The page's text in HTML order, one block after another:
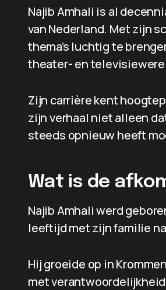
Najib Amhali is al
van Nederland. Met zijn
thema’s luchtig te
theater- en
Zijn carrière kent
zijn verhaal niet alleen
steeds opnieuw heeft
Wat is de
Najib Amhali werd
leeftijd met zijn familie
Hij groeide op in
met